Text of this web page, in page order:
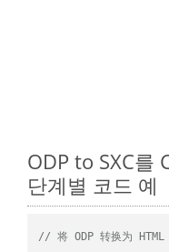
ODP to SXC를
단계별 코드 예
// 将 ODP 转换为 HTML